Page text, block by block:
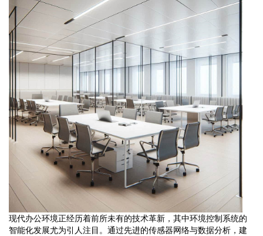
现代办公环境正经历着前所未有的技术革新，其中环境控制系统的
智能化发展尤为引人注目。通过先进的传感器网络与数据分析，建